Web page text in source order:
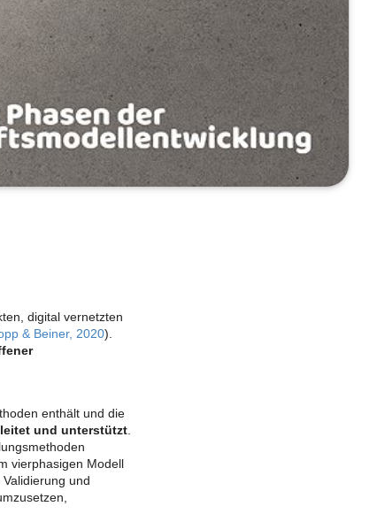
digital vernetzten
& Beiner, 2020).
enthält und die
und unterstützt.
vierphasigen Modell
und